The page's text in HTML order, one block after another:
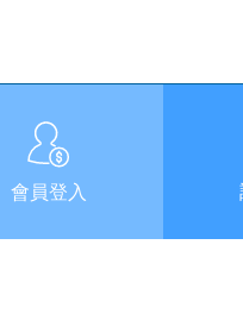
會員登入